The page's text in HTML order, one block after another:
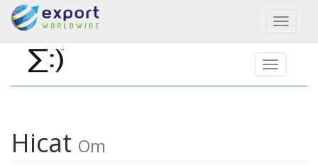
Toggle
Hicat Om